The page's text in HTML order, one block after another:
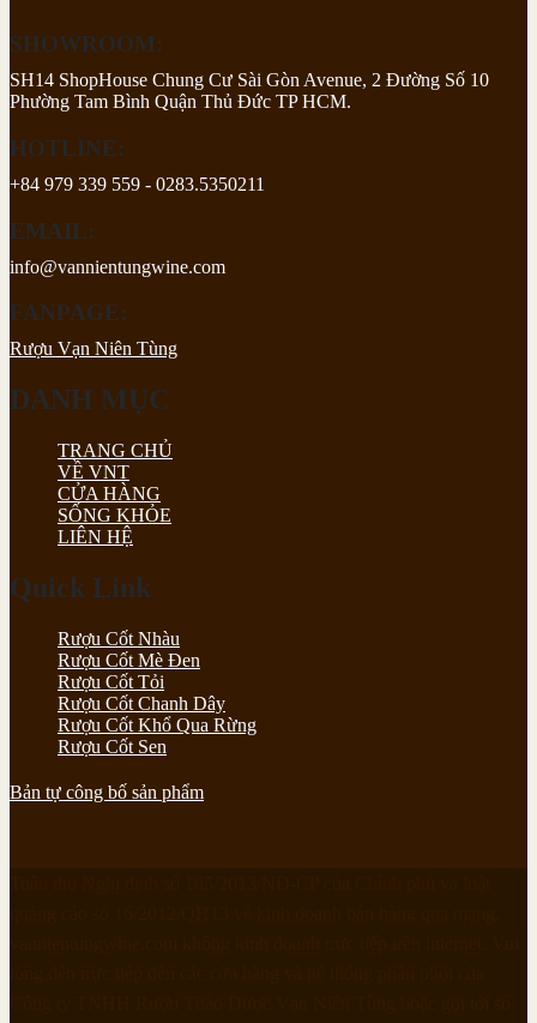
SHOWROOM:
SH14 ShopHouse Chung Cư Sài Gòn Avenue, 2 Đường Số 10
Phường Tam Bình Quận Thủ Đức TP HCM.
HOTLINE:
+84 979 339 559 - 0283.5350211
EMAIL:
info@vannientungwine.com
FANPAGE:
Rượu Vạn Niên Tùng
DANH MỤC
TRANG CHỦ
VỀ VNT
CỬA HÀNG
SỐNG KHỎE
LIÊN HỆ
Quick Link
Rượu Cốt Nhàu
Rượu Cốt Mè Đen
Rượu Cốt Tỏi
Rượu Cốt Chanh Dây
Rượu Cốt Khổ Qua Rừng
Rượu Cốt Sen
Bản tự công bố sản phẩm